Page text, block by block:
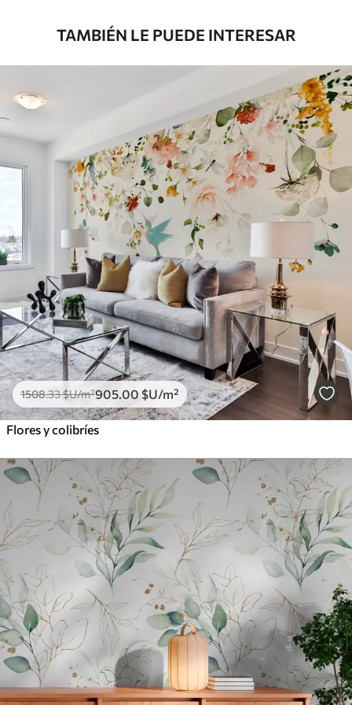
TAMBIÉN LE PUEDE INTERESAR
1508.33$U/m²905 .00 $U/m²
Flores y colibríes